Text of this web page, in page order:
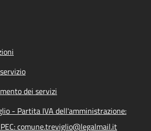
dei servizi
- Partita IVA dell'amministrazione:
comune.treviglio@legalmail.it